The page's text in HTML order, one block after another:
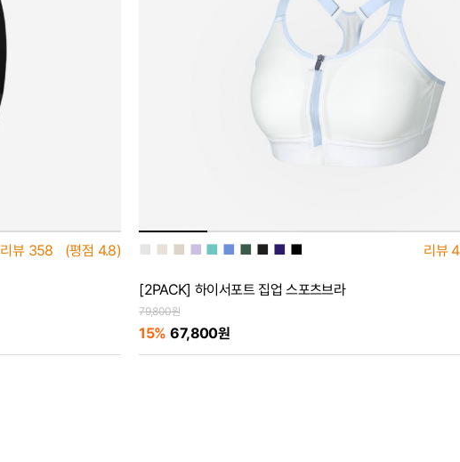
리뷰 358 (평점 4.8) ■ ■ ■ ■ ■ ■ ■ ■ ■ ■ 리뷰
[2PACK] 하이서포트 집업 스포츠브라
79,800원
15% 67,800원